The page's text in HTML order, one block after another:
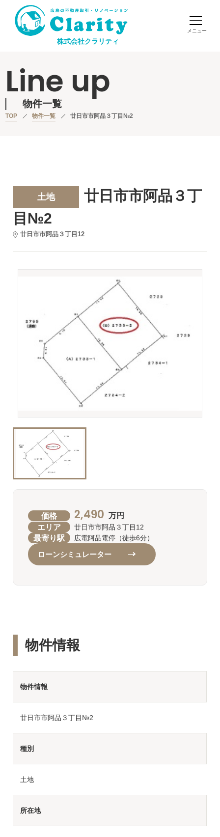
株式会社クラリティ
Line up
物件一覧
TOP 物件一覧 廿日市市阿品３丁目№2
土地
廿日市市阿品３丁
目№2
廿日市市阿品３丁目12
価格 2,490 万円
エリア 廿日市市阿品３丁目12
最寄り駅 広電阿品電停（徒歩6分）
ローンシミュレーター
物件情報
物件情報
廿日市市阿品３丁目№2
種別
土地
所在地